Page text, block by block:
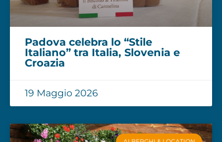
Padova celebra lo “Stile
Italiano” tra Italia, Slovenia e
Croazia
19 Maggio 2026